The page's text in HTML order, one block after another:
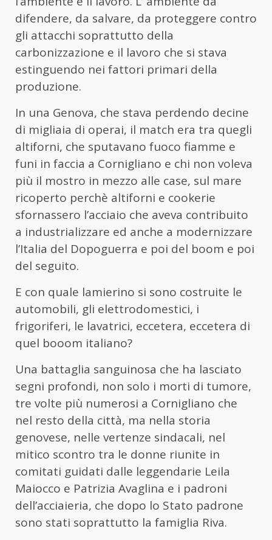
difendere, da salvare, da proteggere contro
gli attacchi soprattutto della
carbonizzazione e il lavoro che si stava
estinguendo nei fattori primari della
produzione.
In una Genova, che stava perdendo decine
di migliaia di operai, il match era tra quegli
altiforni, che sputavano fuoco fiamme e
funi in faccia a Cornigliano e chi non voleva
più il mostro in mezzo alle case, sul mare
ricoperto perchè altiforni e cookerie
sfornassero l’acciaio che aveva contribuito
a industrializzare ed anche a modernizzare
l’Italia del Dopoguerra e poi del boom e poi
del seguito.
E con quale lamierino si sono costruite le
automobili, gli elettrodomestici, i
frigoriferi, le lavatrici, eccetera, eccetera di
quel booom italiano?
Una battaglia sanguinosa che ha lasciato
segni profondi, non solo i morti di tumore,
tre volte più numerosi a Cornigliano che
nel resto della città, ma nella storia
genovese, nelle vertenze sindacali, nel
mitico scontro tra le donne riunite in
comitati guidati dalle leggendarie Leila
Maiocco e Patrizia Avaglina e i padroni
dell’acciaieria, che dopo lo Stato padrone
sono stati soprattutto la famiglia Riva.